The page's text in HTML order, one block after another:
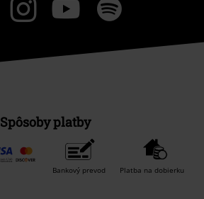
Spôsoby platby
Bankový prevod Platba na dobierku